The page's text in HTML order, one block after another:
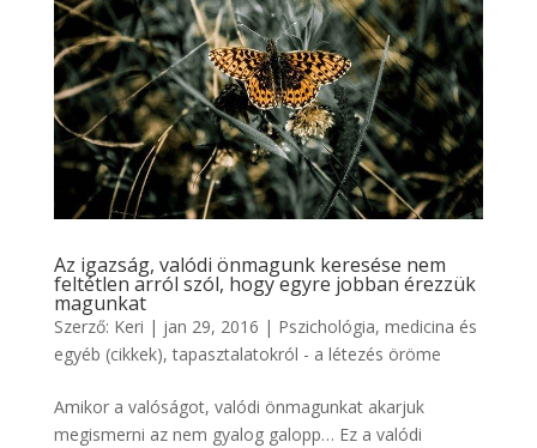
Az igazság, valódi önmagunk keresése nem
feltétlen arról szól, hogy egyre jobban érezzük
magunkat
Szerző: Keri | jan 29, 2016 | Pszichológia, medicina és
egyéb (cikkek),tapasztalatokról - a létezés öröme
Amikor a valóságot, valódi önmagunkat akarjuk
megismerni az nem gyalog galopp… Ez a valódi